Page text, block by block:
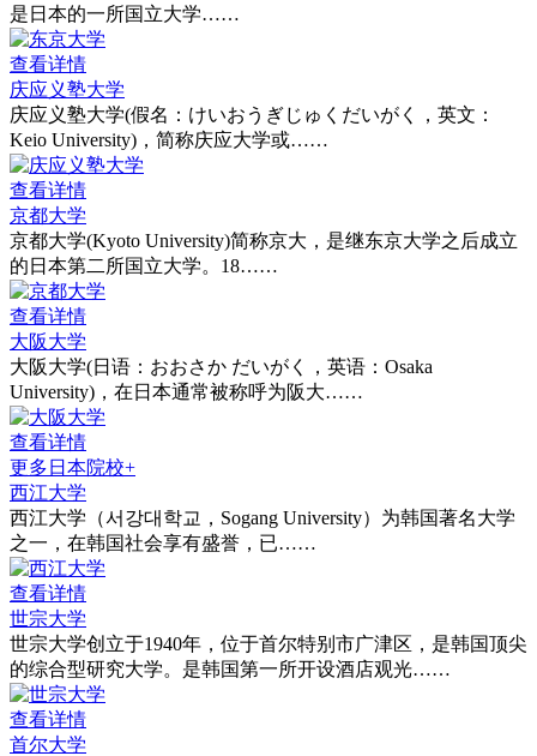
是日本的一所国立大学……
查看详情
庆应义塾大学
庆应义塾大学(假名：けいおうぎじゅくだいがく，英文：
Keio University)，简称庆应大学或……
查看详情
京都大学
京都大学(Kyoto University)简称京大，是继东京大学之后成立
的日本第二所国立大学。18……
查看详情
大阪大学
大阪大学(日语：おおさか だいがく，英语：Osaka
University)，在日本通常被称呼为阪大……
查看详情
更多日本院校+
西江大学
西江大学（서강대학교，Sogang University）为韩国著名大学
之一，在韩国社会享有盛誉，已……
查看详情
世宗大学
世宗大学创立于1940年，位于首尔特别市广津区，是韩国顶尖
的综合型研究大学。是韩国第一所开设酒店观光……
查看详情
首尔大学